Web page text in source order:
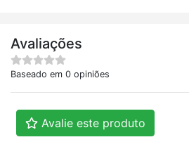
Avaliações
Baseado em 0 opiniões
Avalie este produto